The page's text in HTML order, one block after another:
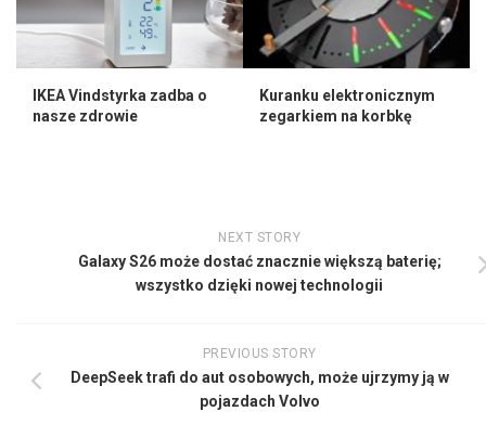
IKEA Vindstyrka zadba o
nasze zdrowie
Kuranku elektronicznym
zegarkiem na korbkę
NEXT STORY
Galaxy S26 może dostać znacznie większą baterię;
wszystko dzięki nowej technologii
PREVIOUS STORY
DeepSeek trafi do aut osobowych, może ujrzymy ją w
pojazdach Volvo